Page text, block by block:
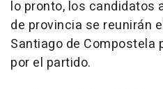
lo pronto, los candidatos
de provincia se reunirán
Santiago de Compostela
por el partido.